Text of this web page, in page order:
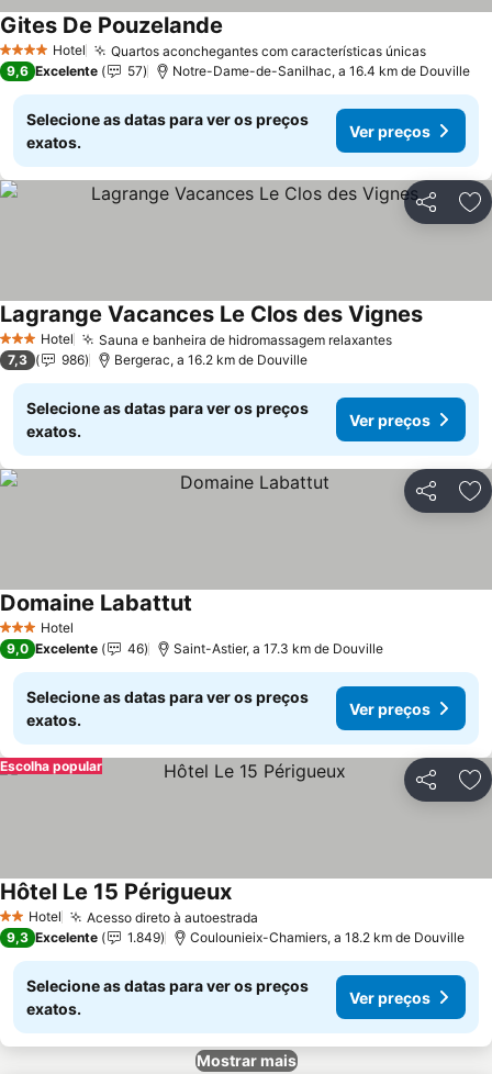
4 EstrelasHotel Quartos aconchegantes com características únicasVer
Gites De Pouzelande
9,6 Excelente 57 Notre-Dame-de-Sanilhac, a 16.4 km de Douville
Selecione as datas para ver os preços
exatos.
Ver preços
Partilhar
3 EstrelasHotel Sauna e banheira de hidromassagem relaxantesVer preços
Lagrange Vacances Le Clos des VignesVer
7,3 986 Bergerac, a 16.2 km de Douville
Selecione as datas para ver os preços
exatos.
Ver preços
Partilhar
3 EstrelasHotel
Domaine Labattut
9,0 Excelente 46 Saint-Astier, a 17.3 km de Douville
Selecione as datas para ver os preços
exatos.
Ver preços
Partilhar
Escolha popular
2 Estrelas
Hotel Acesso direto à autoestrada
Hôtel Le 15 PérigueuxVer preços
9,3 Excelente 1.849 Coulounieix-Chamiers, a 18.2 km de Douville
Selecione as datas para ver os preços
exatos.
Ver preços
Mostrar mais